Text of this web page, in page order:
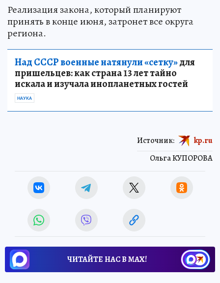
Реализация закона, который планируют
принять в конце июня, затронет все округа
региона.
Над СССР военные натянули «сетку»для
пришельцев: как страна 13 лет тайно
искала и изучала инопланетных гостей
НАУКА
Ольга КУПОРОВА
Источник: kp.ru
ЧИТАЙТЕ НАС В МАХ!